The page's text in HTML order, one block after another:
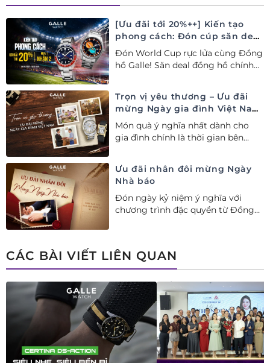
[Ưu đãi tới 20%++] Kiến tạo
phong cách: Đón cúp săn deal
– Siêu ưu đãi đồng hành cùng
World Cup
Đón World Cup rực lửa cùng Đồng
hồ Galle! Săn deal đồng hồ chính
Trọn vị yêu thương – Ưu đãi
mừng Ngày gia đình Việt Nam
28/06
Món quà ý nghĩa nhất dành cho
gia đình chính là thời gian bên
Gia đình Việt Nam.
Ưu đãi nhân đôi mừng Ngày
Nhà báo
Đón ngày kỷ niệm ý nghĩa với
chương trình đặc quyền từ Đồng
CÁC BÀI VIẾT LIÊN QUAN